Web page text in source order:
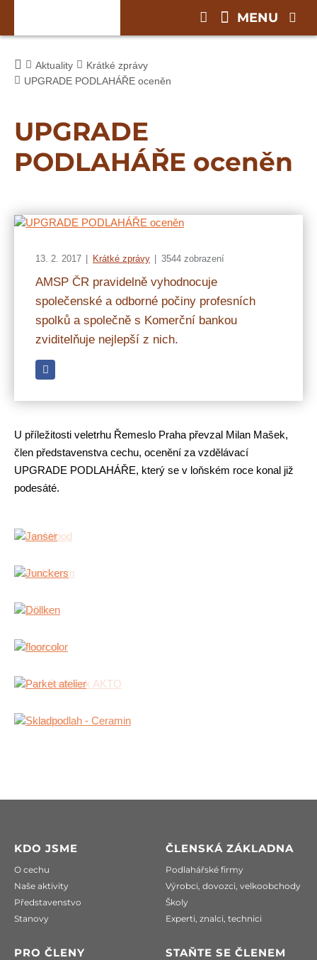
Aktuality
Krátké zprávy
UPGRADE PODLAHÁŘE oceněn
UPGRADE
PODLAHÁŘE oceněn
13. 2. 2017 Krátké zprávy 3544 zobrazení
AMSP ČR pravidelně vyhodnocuje
společenské a odborné počiny profesních
spolků a společně s Komerční bankou
zviditelňuje nejlepší z nich.
U příležitosti veletrhu Řemeslo Praha převzal Milan Mašek,
člen představenstva cechu, ocenění za vzdělávací
UPGRADE PODLAHÁŘE, který se v loňském roce konal již
podesáté.
KDO JSME
O cechu
Naše aktivity
Představenstvo
Stanovy
PRO ČLENY
ČLENSKÁ ZÁKLADNA
Podlahářské firmy
Výrobci, dovozci, velkoobchody
Školy
Experti, znalci, technici
STAŇTE SE ČLENEM
MENU